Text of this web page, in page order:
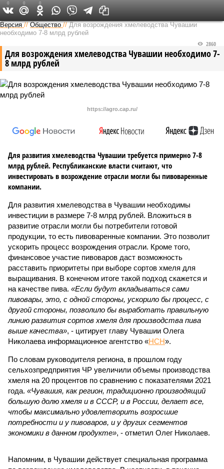
Версия в Чувашии
Версия //Общество //Для возрождения хмелеводства Чувашии
необходимо 7-8 млрд рублей
Для возрождения хмелеводства Чувашии необходимо 7-
8 млрд рублей
2860
https://agro.cap.ru/
Для развития хмелеводства Чувашии требуется примерно 7-8
млрд рублей. Республиканские власти считают, что
инвестировать в возрождение отрасли могли бы пивоваренные
компании.
Для развития хмелеводства в Чувашии необходимы
инвестиции в размере 7-8 млрд рублей. Вложиться в
развитие отрасли могли бы потребители готовой
продукции, то есть пивоваренные компании. Это позволит
ускорить процесс возрождения отрасли. Кроме того,
финансовое участие пивоваров даст возможность
расставить приоритеты при выборе сортов хмеля для
выращивания. В конечном итоге такой подход скажется и
на качестве пива. «Если будут вкладываться сами
пивовары, это, с одной стороны, ускорило бы процесс, с
другой стороны, позволило бы выработать правильную
линию развития сортов хмеля для производства пива
выше качества», - цитирует главу Чувашии Олега
Николаева информационное агентство «НСН».
По словам руководителя региона, в прошлом году
сельхозпредприятия ЧР увеличили объемы производства
хмеля на 20 процентов по сравнению с показателями 2021
года. «Чувашия, как регион, традиционно производящий
большую долю хмеля и в СССР, и в России, делает все,
чтобы максимально удовлетворить возросшие
потребности и у пивоваров, и у других сегментов
экономики в данном продукте», - отметил Олег Николаев.
Напомним, в Чувашии действует специальная программа
0 0 0